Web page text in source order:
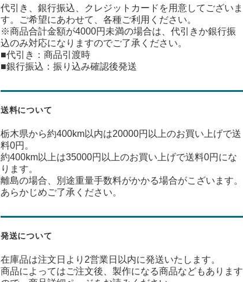
代引き、銀行振込、クレジットカードを用意してございま
す。ご希望にあわせて、各種ご利用ください。
※商品合計金額が4000円未満の場合は、代引きか銀行振
込のみ対応になりますのでご了承ください。
■代引き：商品引渡時
■銀行振込：振り込み確認後発送
送料について
栃木県から約400km以内は20000円以上のお買い上げで送
料0円。
約400km以上は35000円以上のお買い上げで送料0円にな
ります。
離島の場合、別途重量手数料がかかる場合がこざいます。
あらかじめご了承ください。
発送について
在庫品は注文日より2営業日以内に発送いたします。
商品によってはご注文後、製作になる商品などもあります